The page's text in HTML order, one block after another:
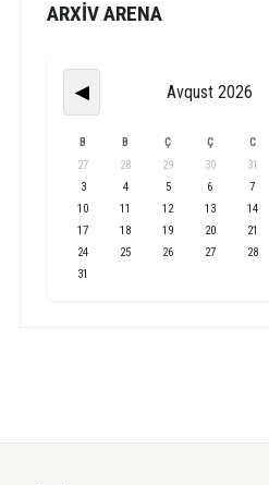
ARXİV ARENA
◀ Avqust 2026
B B Ç Ç C
27 28 29 30 31
3
4 5 6 7
10
11 12 13 14
17
18 19 20 21
24
25 26 27 28
31